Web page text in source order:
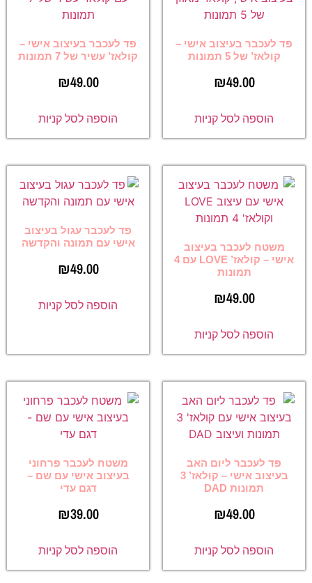
פד לעכבר בעיצוב אישי –
קולאז’ של 5 תמונות
₪49.00
הוספה לסל קניות
פד לעכבר בעיצוב אישי –
קולאז’ עשיר של 7 תמונות
₪49.00
הוספה לסל קניות
משטח לעכבר בעיצוב
אישי – קולאז’ LOVE עם 4
תמונות
₪49.00
הוספה לסל קניות
פד לעכבר עגול בעיצוב
אישי עם תמונה והקדשה
₪49.00
הוספה לסל קניות
פד לעכבר ליום האב
בעיצוב אישי – קולאז’ 3
תמונות DAD
₪49.00
הוספה לסל קניות
משטח לעכבר פרחוני
בעיצוב אישי עם שם –
דגם עדי
₪39.00
הוספה לסל קניות